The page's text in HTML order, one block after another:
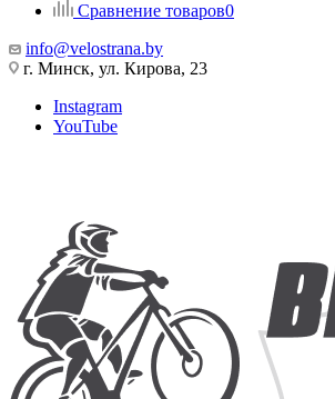
Сравнение товаров0
info@velostrana.by
г. Минск, ул. Кирова, 23
Instagram
YouTube